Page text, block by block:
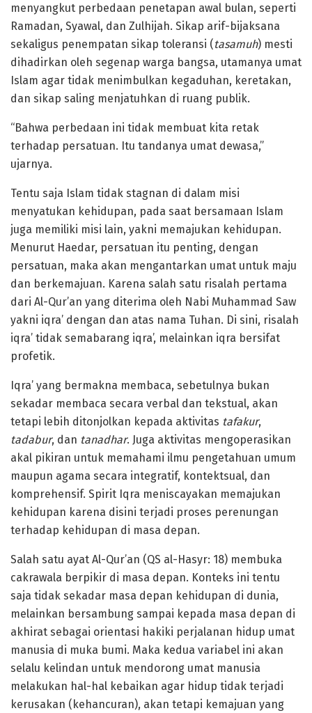
menyangkut perbedaan penetapan awal bulan, seperti
Ramadan, Syawal, dan Zulhijah. Sikap arif-bijaksana
sekaligus penempatan sikap toleransi ( tasamuh) mesti
dihadirkan oleh segenap warga bangsa, utamanya umat
Islam agar tidak menimbulkan kegaduhan, keretakan,
dan sikap saling menjatuhkan di ruang publik.
“Bahwa perbedaan ini tidak membuat kita retak
terhadap persatuan. Itu tandanya umat dewasa,”
ujarnya.
Tentu saja Islam tidak stagnan di dalam misi
menyatukan kehidupan, pada saat bersamaan Islam
juga memiliki misi lain, yakni memajukan kehidupan.
Menurut Haedar, persatuan itu penting, dengan
persatuan, maka akan mengantarkan umat untuk maju
dan berkemajuan. Karena salah satu risalah pertama
dari Al-Qur’an yang diterima oleh Nabi Muhammad Saw
yakni iqra’ dengan dan atas nama Tuhan. Di sini, risalah
iqra’ tidak semabarang iqra’, melainkan iqra bersifat
profetik.
Iqra’ yang bermakna membaca, sebetulnya bukan
sekadar membaca secara verbal dan tekstual, akan
tetapi lebih ditonjolkan kepada aktivitas tafakur,
tadabur, dan tanadhar. Juga aktivitas mengoperasikan
akal pikiran untuk memahami ilmu pengetahuan umum
maupun agama secara integratif, kontektsual, dan
komprehensif. Spirit Iqra meniscayakan memajukan
kehidupan karena disini terjadi proses perenungan
terhadap kehidupan di masa depan.
Salah satu ayat Al-Qur’an (QS al-Hasyr: 18) membuka
cakrawala berpikir di masa depan. Konteks ini tentu
saja tidak sekadar masa depan kehidupan di dunia,
melainkan bersambung sampai kepada masa depan di
akhirat sebagai orientasi hakiki perjalanan hidup umat
manusia di muka bumi. Maka kedua variabel ini akan
selalu kelindan untuk mendorong umat manusia
melakukan hal-hal kebaikan agar hidup tidak terjadi
kerusakan (kehancuran), akan tetapi kemajuan yang